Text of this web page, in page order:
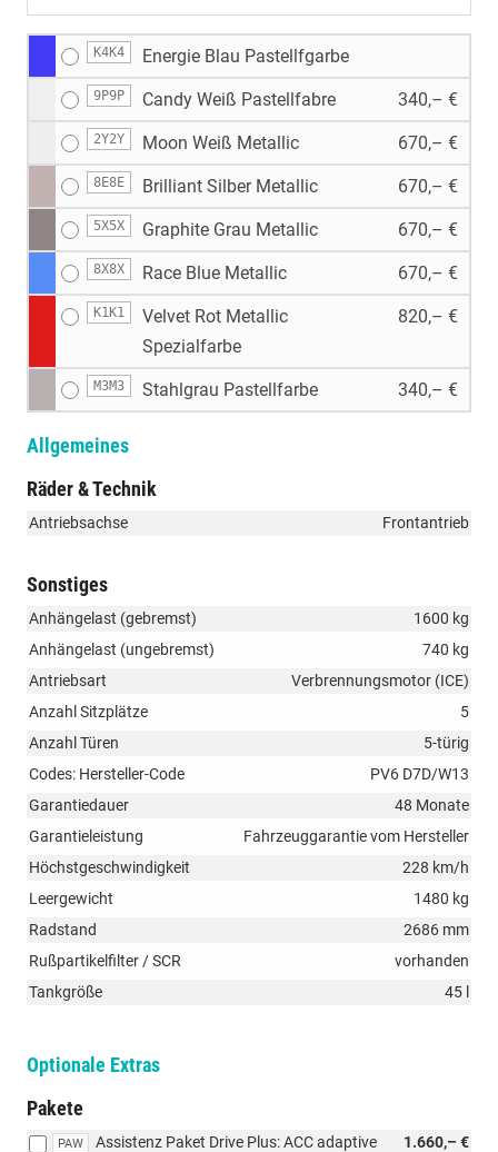
K4K4 Energie Blau Pastellfgarbe
9P9P Candy Weiß Pastellfabre 340,– €
2Y2Y Moon Weiß Metallic 670,– €
8E8E Brilliant Silber Metallic 670,– €
5X5X Graphite Grau Metallic 670,– €
8X8X Race Blue Metallic 670,– €
K1K1
Velvet Rot Metallic
Spezialfarbe
820,– €
M3M3 Stahlgrau Pastellfarbe 340,– €
Allgemeines
Räder & Technik
Antriebsachse Frontantrieb
Sonstiges
Anhängelast (gebremst)
1600 kg
Anhängelast (ungebremst)
740 kg
Antriebsart
Verbrennungsmotor (ICE)
Anzahl Sitzplätze
5
Anzahl Türen
5-türig
Codes: Hersteller-Code
PV6 D7D/W13
Garantiedauer
48 Monate
Garantieleistung
Fahrzeuggarantie vom Hersteller
Höchstgeschwindigkeit
228 km/h
Leergewicht
1480 kg
Radstand
2686 mm
Rußpartikelfilter / SCR
vorhanden
Tankgröße
45 l
Optionale Extras
Pakete
PAW 1.660,– €
Assistenz Paket Drive Plus: ACC adaptive